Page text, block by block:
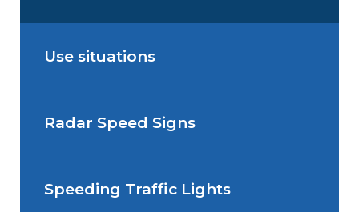
Use situations
Situations de signalisation
Situations de signalisation
Radar Speed Signs
Radar Speed Sign
Speeding Traffic Lights